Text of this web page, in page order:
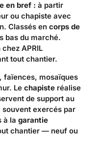
en bref : à partir
ou chapiste avec
Classés en corps de
bas du marché.
APRIL
tout chantier.
faïences, mosaïques
Le chapiste réalise
de support au
exercés par
à la garantie
chantier — neuf ou